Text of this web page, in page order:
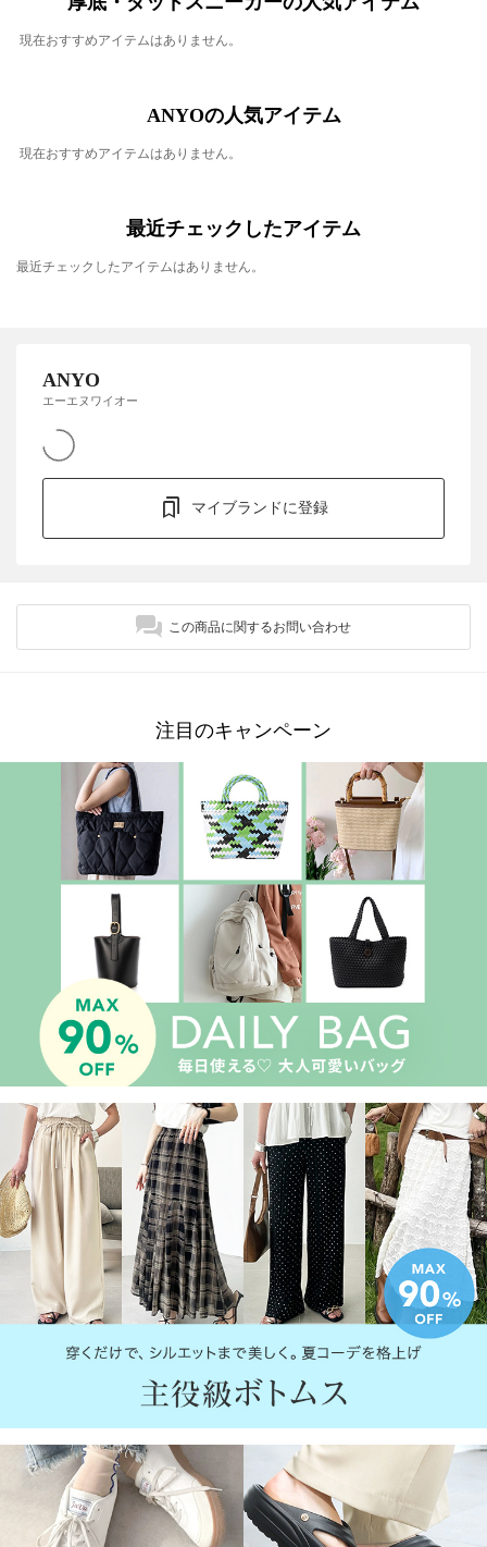
現在おすすめアイテムはありません。
ANYOの人気アイテム
現在おすすめアイテムはありません。
最近チェックしたアイテム
最近チェックしたアイテムはありません。
ANYO
エーエヌワイオー
マイブランドに登録
この商品に関するお問い合わせ
注目のキャンペーン